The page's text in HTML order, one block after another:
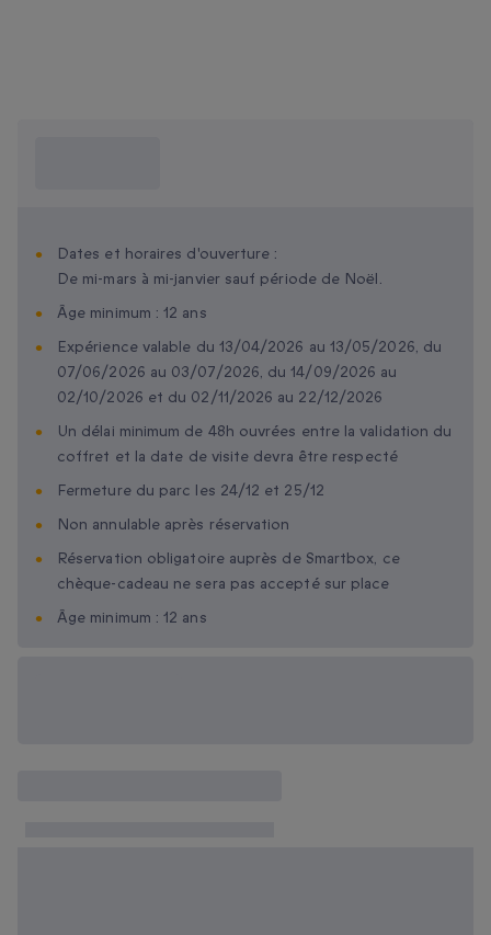
Dates et horaires d'ouverture :
De mi-mars à mi-janvier sauf période de Noël.
Âge minimum : 12 ans
Expérience valable du 13/04/2026 au 13/05/2026, du
07/06/2026 au 03/07/2026, du 14/09/2026 au
02/10/2026 et du 02/11/2026 au 22/12/2026
Un délai minimum de 48h ouvrées entre la validation du
coffret et la date de visite devra être respecté
Fermeture du parc les 24/12 et 25/12
Non annulable après réservation
Réservation obligatoire auprès de Smartbox, ce
chèque-cadeau ne sera pas accepté sur place
Âge minimum : 12 ans